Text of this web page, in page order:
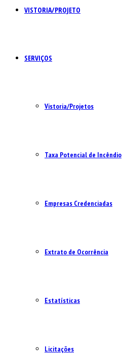
VISTORIA/PROJETO
SERVIÇOS
Vistoria/Projetos
Taxa Potencial de Incêndio
Empresas Credenciadas
Extrato de Ocorrência
Estatísticas
Licitações